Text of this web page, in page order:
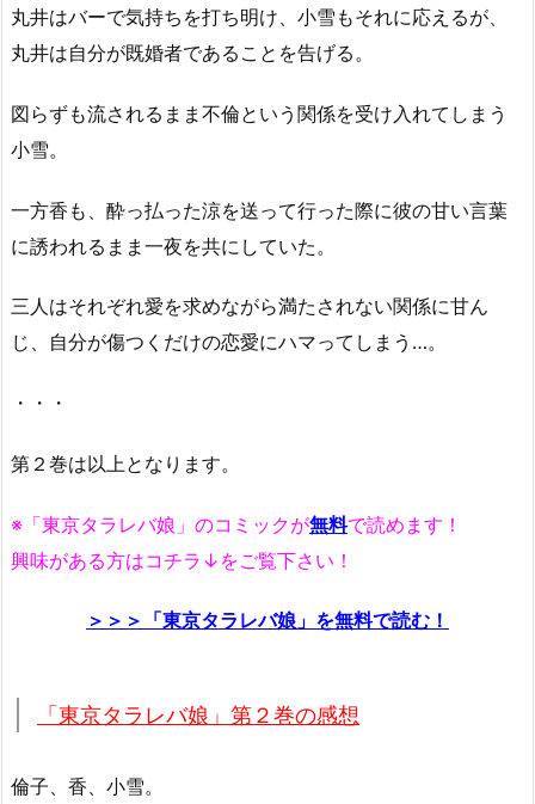
丸井はバーで気持ちを打ち明け、小雪もそれに応えるが、
丸井は自分が既婚者であることを告げる。
図らずも流されるまま不倫という関係を受け入れてしまう
小雪。
一方香も、酔っ払った涼を送って行った際に彼の甘い言葉
に誘われるまま一夜を共にしていた。
三人はそれぞれ愛を求めながら満たされない関係に甘ん
じ、自分が傷つくだけの恋愛にハマってしまう…。
・・・
第２巻は以上となります。
※「東京タラレバ娘」のコミックが無料で読めます！
興味がある方はコチラ↓をご覧下さい！
＞＞＞「東京タラレバ娘」を無料で読む！
「東京タラレバ娘」第２巻の感想
倫子、香、小雪。